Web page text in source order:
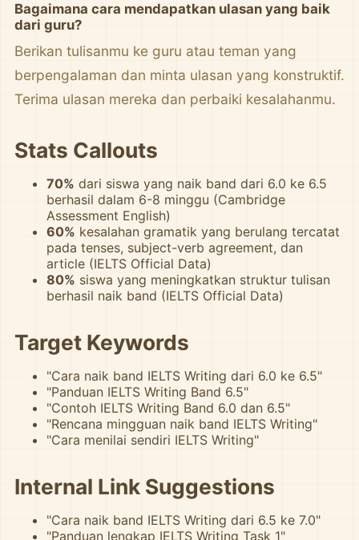
Bagaimana cara mendapatkan ulasan yang baik
dari guru?
Berikan tulisanmu ke guru atau teman yang
berpengalaman dan minta ulasan yang konstruktif.
Terima ulasan mereka dan perbaiki kesalahanmu.
Stats Callouts
70% dari siswa yang naik band dari 6.0 ke 6.5
berhasil dalam 6-8 minggu (Cambridge
Assessment English)
60% kesalahan gramatik yang berulang tercatat
pada tenses, subject-verb agreement, dan
article (IELTS Official Data)
80% siswa yang meningkatkan struktur tulisan
berhasil naik band (IELTS Official Data)
Target Keywords
"Cara naik band IELTS Writing dari 6.0 ke 6.5"
"Panduan IELTS Writing Band 6.5"
"Contoh IELTS Writing Band 6.0 dan 6.5"
"Rencana mingguan naik band IELTS Writing"
"Cara menilai sendiri IELTS Writing"
Internal Link Suggestions
"Cara naik band IELTS Writing dari 6.5 ke 7.0"
"Panduan lengkap IELTS Writing Task 1"